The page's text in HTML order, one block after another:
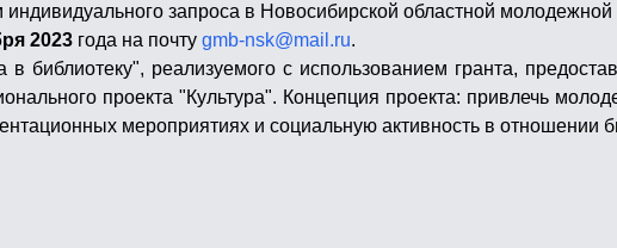
запроса в Новосибирской областной молодежной
2023 года на почту gmb-nsk@mail.ru.
в библиотеку", реализуемого с использованием гранта,
проекта "Культура". Концепция проекта: привлечь
мероприятиях и социальную активность в отношении